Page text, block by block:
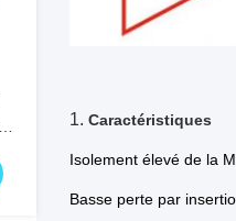
1. Caractéristiques
Isolement élevé de la
Basse perte par